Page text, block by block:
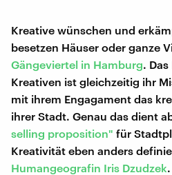
Kreative wünschen und
besetzen Häuser oder ganze
Gängeviertel in Hamburg.
Kreativen ist gleichzeitig ihr
mit ihrem Engagament das
ihrer Stadt. Genau das dient
selling proposition" für
Kreativität eben anders
Humangeografin Iris Dzudzek.